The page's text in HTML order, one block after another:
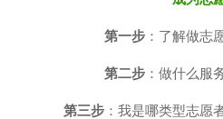
第一步 ：了解做志
第二步 ：做什么服
第三步 ：我是哪类型志愿